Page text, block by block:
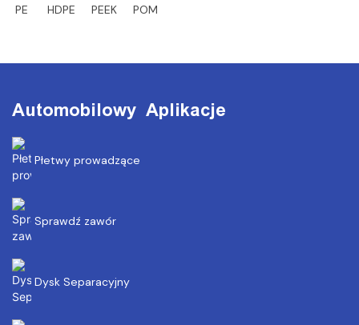
PE HDPE PEEK POM
Automobilowy Aplikacje
Płetwy prowadzące
Sprawdź zawór
Dysk Separacyjny